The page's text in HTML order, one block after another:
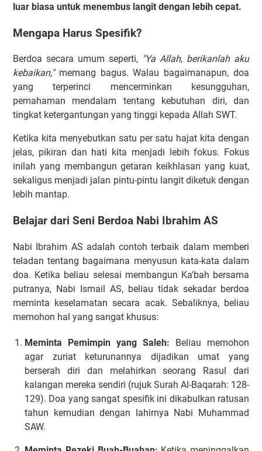
luar biasa untuk menembus langit dengan lebih cepat.
Mengapa Harus Spesifik?
Berdoa secara umum seperti, "Ya Allah, berikanlah aku
kebaikan,"memang bagus. Walau bagaimanapun, doa
yang terperinci mencerminkan kesungguhan,
pemahaman mendalam tentang kebutuhan diri, dan
tingkat ketergantungan yang tinggi kepada Allah SWT.
Ketika kita menyebutkan satu per satu hajat kita dengan
jelas, pikiran dan hati kita menjadi lebih fokus. Fokus
inilah yang membangun getaran keikhlasan yang kuat,
sekaligus menjadi jalan pintu-pintu langit diketuk dengan
lebih mantap.
Belajar dari Seni Berdoa Nabi Ibrahim AS
Nabi Ibrahim AS adalah contoh terbaik dalam memberi
teladan tentang bagaimana menyusun kata-kata dalam
doa. Ketika beliau selesai membangun Ka'bah bersama
putranya, Nabi Ismail AS, beliau tidak sekadar berdoa
meminta keselamatan secara acak. Sebaliknya, beliau
memohon hal yang sangat khusus:
Meminta Pemimpin yang Saleh: Beliau memohon
agar zuriat keturunannya dijadikan umat yang
berserah diri dan melahirkan seorang Rasul dari
kalangan mereka sendiri (rujuk Surah Al-Baqarah: 128-
129). Doa yang sangat spesifik ini dikabulkan ratusan
tahun kemudian dengan lahirnya Nabi Muhammad
SAW.